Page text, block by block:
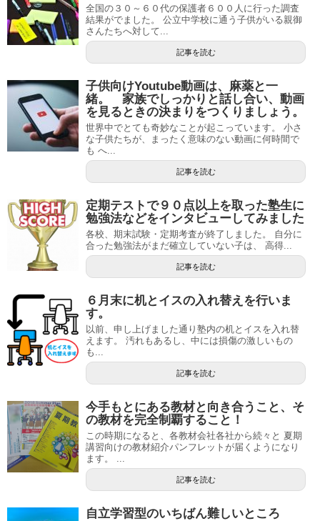
全国の３０～６０代の保護者６００人に行った調査
結果がでました。 公立中学校に通う子供がいる親御
さんたちへ対して...
記事を読む
子供向けYoutube動画は、麻薬と一
緒。 家族でしっかりと話し合い、動画
を見るときの決まりをつくりましょう。
世界中でとても奇妙なことが起こっています。 小さ
な子供たちが、まったく意味のない動画に何時間で
も へ...
記事を読む
定期テストで９０点以上を取った塾生に
勉強法などをインタビューしてみました
各校、期末試験・定期考査が終了しました。 自分に
合った勉強法がまだ確立していない子は、 高得...
記事を読む
６月末に机とイスの入れ替えを行いま
す。
以前、申し上げました通り塾内の机とイスを入れ替
えます。 汚れもあるし、中には損傷の激しいもの
も...
記事を読む
今手もとにある教材と向き合うこと、そ
の教材を完全制覇すること！
この時期になると、各教材会社各社から続々と 夏期
講習向けの教材紹介パンフレットが届くようになり
ます。 ...
記事を読む
自立学習型のいちばん難しいところ